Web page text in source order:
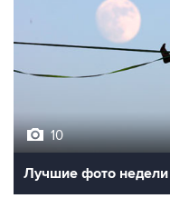
10
Лучшие фото недели